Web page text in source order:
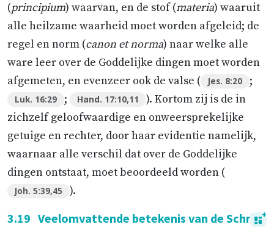
(principium) waarvan, en de stof (materia) waaruit
alle heilzame waarheid moet worden afgeleid; de
regel en norm (canon et norma) naar welke alle
ware leer over de Goddelijke dingen moet worden
afgemeten, en evenzeer ook de valse (
Jes. 8:20 ;
Luk. 16:29 ; Hand. 17:10,11
). Kortom zij is de in
zichzelf geloofwaardige en onweersprekelijke
getuige en rechter, door haar evidentie namelijk,
waarnaar alle verschil dat over de Goddelijke
dingen ontstaat, moet beoordeeld worden (
Joh. 5:39,45 ).
3.19 Veelomvattende betekenis van de Schrift